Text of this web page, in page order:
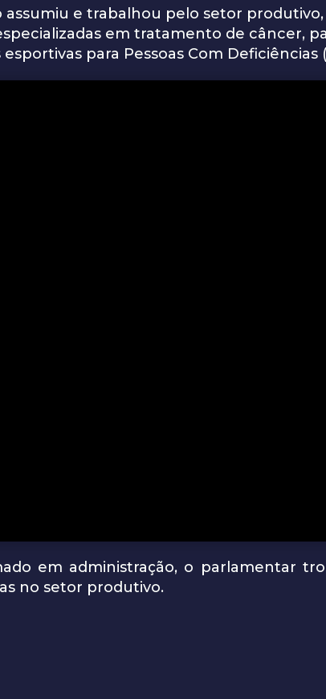
e trabalhou pelo setor
em tratamento de câncer,
para Pessoas Com Deficiências
em administração, o parlamentar
no setor produtivo.